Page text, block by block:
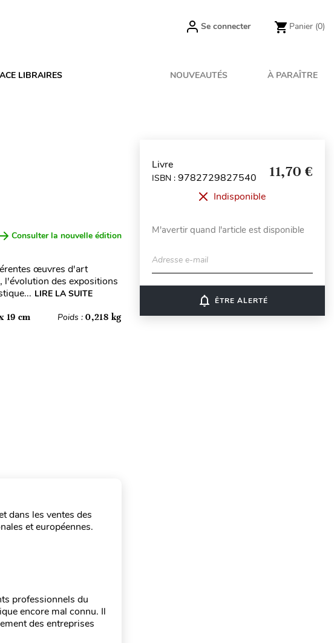
Se connecter Panier (0)
LIBRAIRES NOUVEAUTÉS À PARAÎTRE
Consulter la nouvelle édition
œuvres d'art
l'évolution des expositions
LIRE LA SUITE
19 cm Poids :0,218 kg
dans les ventes des
et européennes.
professionnels du
encore mal connu. Il
des entreprises
Livre
ISBN : 9782729827540 11,70 €
Indisponible
M'avertir quand l'article est disponible
Adresse e-mail
notifications_none ÊTRE ALERTÉ